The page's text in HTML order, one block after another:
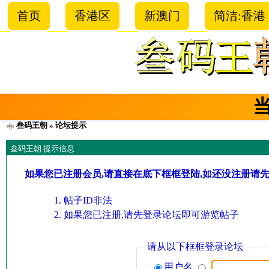
首页 香港区 新澳门 简洁:香港
叁码王朝 » 论坛提示
叁码王朝 提示信息
如果您已注册会员,请直接在底下框框登陆,如还没注册请
帖子ID非法
如果您已注册,请先登录论坛即可游览帖子
请从以下框框登录论坛
用户名